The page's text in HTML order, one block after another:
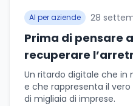
AI per aziende 28
Prima di pensare
recuperare
Un ritardo digitale che in
e che rappresenta il
di migliaia di imprese.